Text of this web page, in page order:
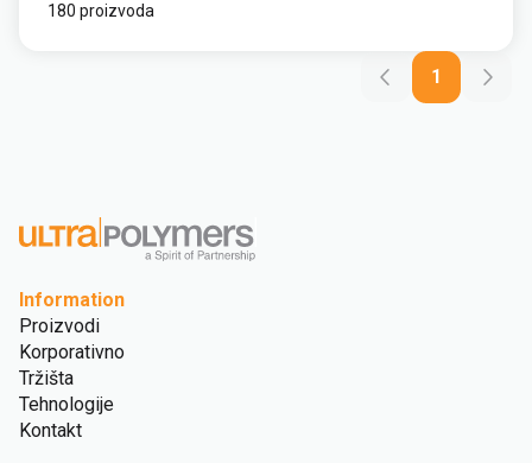
180 proizvoda
1
Information
Proizvodi
Korporativno
Tržišta
Tehnologije
Kontakt